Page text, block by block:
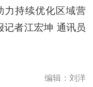
力持续优化区域营
记者江宏坤 通讯员
编辑：刘洋